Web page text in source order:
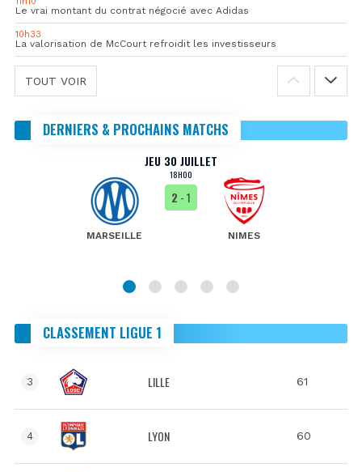
Le vrai montant du contrat négocié avec Adidas
10h33
La valorisation de McCourt refroidit les investisseurs
TOUT VOIR
DERNIERS & PROCHAINS MATCHS
JEU 30 JUILLET
18H00
MARSEILLE
2 - 1
NIMES
CLASSEMENT LIGUE 1
3 LILLE 61
4 LYON 60